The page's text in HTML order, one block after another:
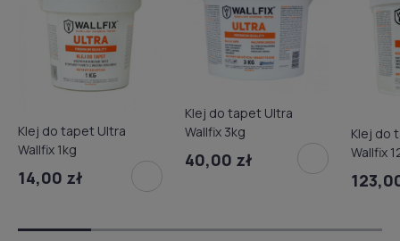
Klej do tapet Ultra
Wallfix 1kg
14,00 zł
Klej do tapet Ultra
Wallfix 3kg
40,00 zł
Klej do
Wallfix